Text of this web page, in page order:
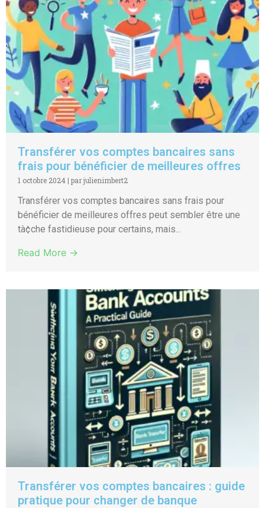
Transférer vos comptes bancaires sans
frais pour bénéficier de meilleures offres
1 octobre 2024 | par julienimbert2
Transférer vos comptes bancaires sans frais pour
bénéficier de meilleures offres peut sembler être une
tà¢che fastidieuse pour certains, mais...
Read More →
Transférer vos comptes bancaires : guide
pratique pour changer de banque